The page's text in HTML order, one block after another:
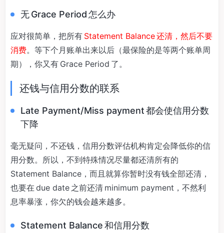
无 Grace Period 怎么办
应对很简单，把所有 Statement Balance 还清，然后不要
消费。等下个月账单出来以后（最保险的是等两个账单周
期），你又有 Grace Period 了。
还钱与信用分数的联系
Late Payment/Miss payment 都会使信用分数
下降
毫无疑问，不还钱，信用分数评估机构肯定会降低你的信
用分数。所以，不到特殊情况尽量都还清所有的
Statement Balance，而且就算你暂时没有钱全部还清，
也要在 due date 之前还清 minimum payment，不然利
息率暴涨，你欠的钱会越来越多。
Statement Balance 和信用分数